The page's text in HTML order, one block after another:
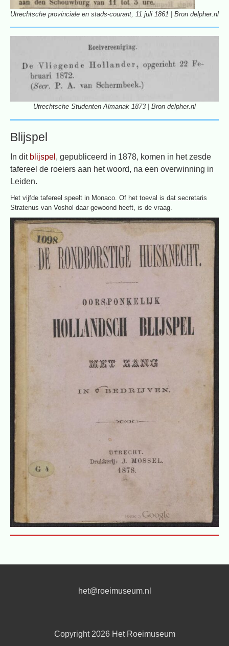
Utrechtsche provinciale en stads-courant, 11 juli 1861 | Bron delpher.nl
Utrechtsche Studenten-Almanak 1873 | Bron delpher.nl
Blijspel
In dit blijspel , gepubliceerd in 1878, komen in het zesde
tafereel de roeiers aan het woord, na een overwinning in
Leiden.
Het vijfde tafereel speelt in Monaco. Of het toeval is dat secretaris
Stratenus van Voshol daar gewoond heeft, is de vraag.
het@roeimuseum.nl
Copyright 2026 Het Roeimuseum